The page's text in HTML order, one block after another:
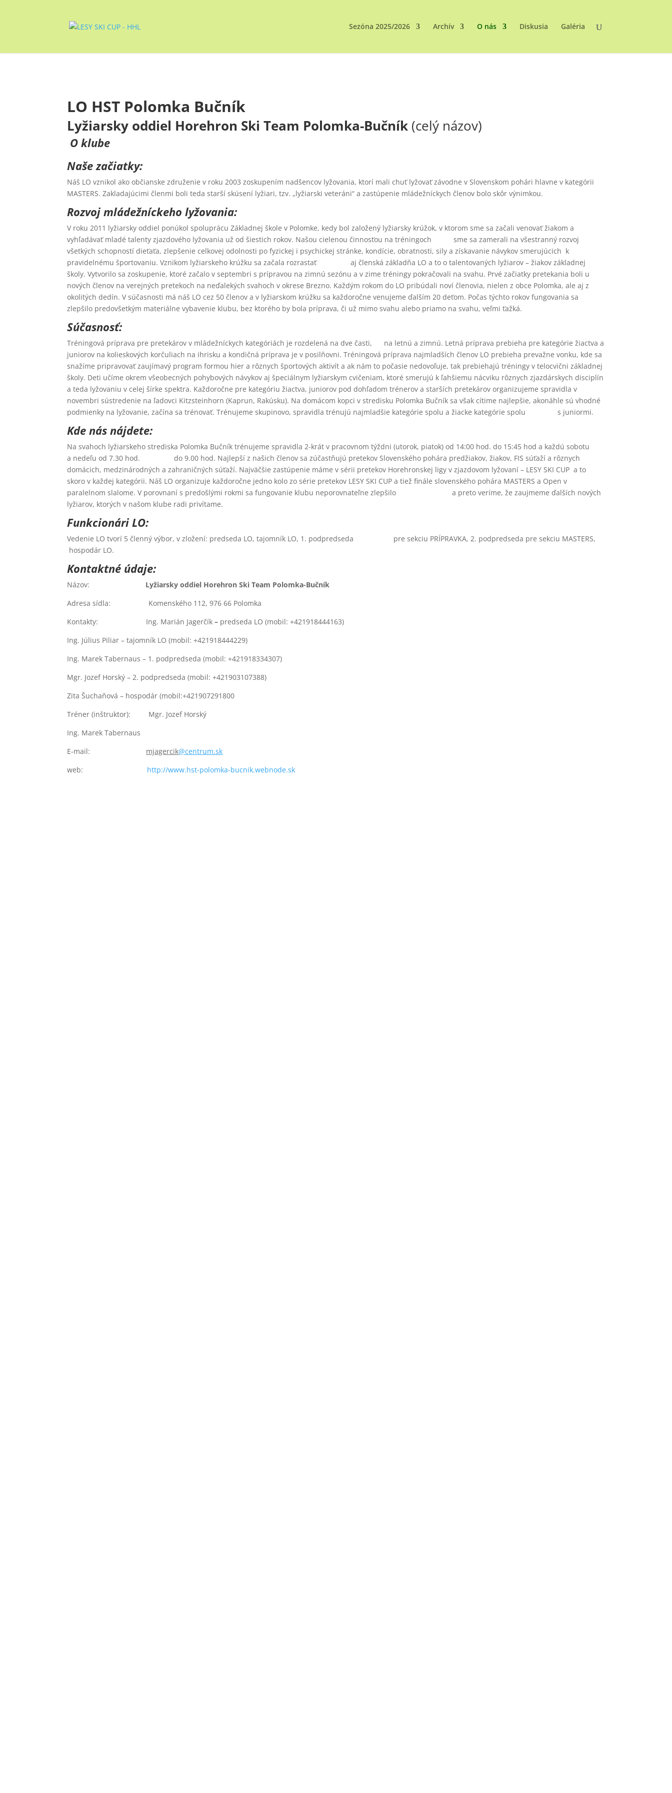
Sezóna 2025/2026 Archív O nás Diskusia Galéria
LO HST Polomka Bučník
Lyžiarsky oddiel Horehron Ski Team Polomka-Bučník (celý názov)
O klube
Naše začiatky:
Náš LO vznikol ako občianske združenie v roku 2003 zoskupením nadšencov lyžovania, ktorí mali chuť lyžovať závodne v Slovenskom pohári hlavne v kategórii
MASTERS. Zakladajúcimi členmi boli teda starší skúsení lyžiari, tzv. „lyžiarski veteráni“ a zastúpenie mládežníckych členov bolo skôr výnimkou.
Rozvoj mládežníckeho lyžovania:
V roku 2011 lyžiarsky oddiel ponúkol spoluprácu Základnej škole v Polomke, kedy bol založený lyžiarsky krúžok, v ktorom sme sa začali venovať žiakom a
vyhľadávať mladé talenty zjazdového lyžovania už od šiestich rokov. Našou cielenou činnosťou na tréningoch sme sa zamerali na všestranný rozvoj
všetkých schopností dieťaťa, zlepšenie celkovej odolnosti po fyzickej i psychickej stránke, kondície, obratnosti, sily a získavanie návykov smerujúcich k
pravidelnému športovaniu. Vznikom lyžiarskeho krúžku sa začala rozrastať aj členská základňa LO a to o talentovaných lyžiarov – žiakov základnej
školy. Vytvorilo sa zoskupenie, ktoré začalo v septembri s prípravou na zimnú sezónu a v zime tréningy pokračovali na svahu. Prvé začiatky pretekania boli u
nových členov na verejných pretekoch na neďalekých svahoch v okrese Brezno. Každým rokom do LO pribúdali noví členovia, nielen z obce Polomka, ale aj z
okolitých dedín. V súčasnosti má náš LO cez 50 členov a v lyžiarskom krúžku sa každoročne venujeme ďalším 20 deťom. Počas týchto rokov fungovania sa
zlepšilo predovšetkým materiálne vybavenie klubu, bez ktorého by bola príprava, či už mimo svahu alebo priamo na svahu, veľmi ťažká.
Súčasnosť:
Tréningová príprava pre pretekárov v mládežníckych kategóriách je rozdelená na dve časti, na letnú a zimnú. Letná príprava prebieha pre kategórie žiactva a
juniorov na kolieskových korčuliach na ihrisku a kondičná príprava je v posilňovni. Tréningová príprava najmladších členov LO prebieha prevažne vonku, kde sa
snažíme pripravovať zaujímavý program formou hier a rôznych športových aktivít a ak nám to počasie nedovoľuje, tak prebiehajú tréningy v telocvični základnej
školy. Deti učíme okrem všeobecných pohybových návykov aj špeciálnym lyžiarskym cvičeniam, ktoré smerujú k ľahšiemu nácviku rôznych zjazdárskych disciplín
a teda lyžovaniu v celej šírke spektra. Každoročne pre kategóriu žiactva, juniorov pod dohľadom trénerov a starších pretekárov organizujeme spravidla v
novembri sústredenie na ľadovci Kitzsteinhorn (Kaprun, Rakúsku). Na domácom kopci v stredisku Polomka Bučník sa však cítime najlepšie, akonáhle sú vhodné
podmienky na lyžovanie, začína sa trénovať. Trénujeme skupinovo, spravidla trénujú najmladšie kategórie spolu a žiacke kategórie spolu s juniormi.
Kde nás nájdete:
Na svahoch lyžiarskeho strediska Polomka Bučník trénujeme spravidla 2-krát v pracovnom týždni (utorok, piatok) od 14:00 hod. do 15:45 hod a každú sobotu
a nedeľu od 7.30 hod. do 9.00 hod. Najlepší z našich členov sa zúčastňujú pretekov Slovenského pohára predžiakov, žiakov, FIS súťaží a rôznych
domácich, medzinárodných a zahraničných súťaží. Najväčšie zastúpenie máme v sérii pretekov Horehronskej ligy v zjazdovom lyžovaní – LESY SKI CUP a to
skoro v každej kategórii. Náš LO organizuje každoročne jedno kolo zo série pretekov LESY SKI CUP a tiež finále slovenského pohára MASTERS a Open v
paralelnom slalome. V porovnaní s predošlými rokmi sa fungovanie klubu neporovnateľne zlepšilo a preto veríme, že zaujmeme ďalších nových
lyžiarov, ktorých v našom klube radi privítame.
Funkcionári LO:
Vedenie LO tvorí 5 členný výbor, v zložení: predseda LO, tajomník LO, 1. podpredseda pre sekciu PRÍPRAVKA, 2. podpredseda pre sekciu MASTERS,
hospodár LO.
Kontaktné údaje:
Názov:
Lyžiarsky oddiel Horehron Ski Team Polomka-Bučník
Adresa sídla: Komenského 112, 976 66 Polomka
Kontakty:
Ing. Marián Jagerčík – predseda LO (mobil: +421918444163)
Ing. Július Piliar – tajomník LO (mobil: +421918444229)
Ing. Marek Tabernaus – 1. podpredseda (mobil: +421918334307)
Mgr. Jozef Horský – 2. podpredseda (mobil: +421903107388)
Zita Šuchaňová – hospodár (mobil:+421907291800
Tréner (inštruktor): Mgr. Jozef Horský
Ing. Marek Tabernaus
E-mail: mjagercik@centrum.sk
web: http://www.hst-polomka-bucnik.webnode.sk